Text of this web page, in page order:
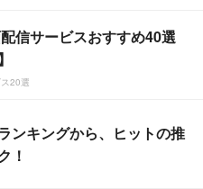
信サービスおすすめ40選
20選
ンキングから、ヒットの推
！